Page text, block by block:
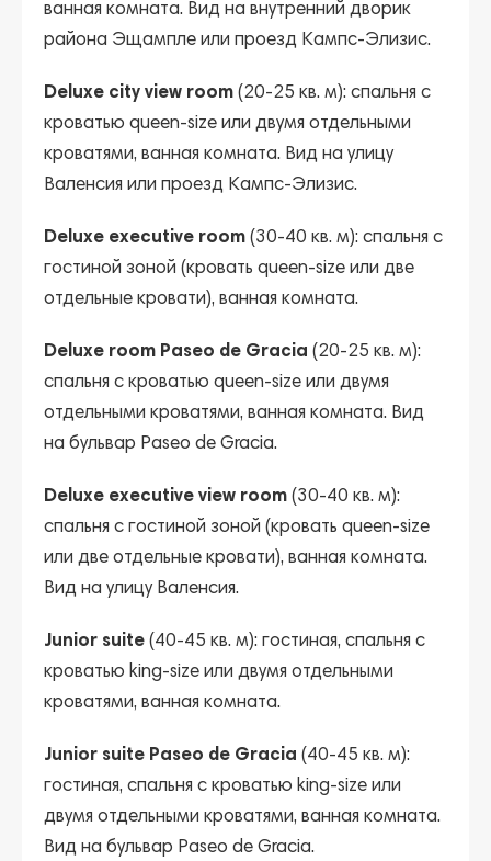
ванная комната. Вид на внутренний дворик
района Эщампле или проезд Кампс-Элизис.
Deluxe city view room (20-25 кв. м): спальня с
кроватью queen-size или двумя отдельными
кроватями, ванная комната. Вид на улицу
Валенсия или проезд Кампс-Элизис.
Deluxe executive room (30-40 кв. м): спальня с
гостиной зоной (кровать queen-size или две
отдельные кровати), ванная комната.
Deluxe room Paseo de Gracia (20-25 кв. м):
спальня с кроватью queen-size или двумя
отдельными кроватями, ванная комната. Вид
на бульвар Paseo de Gracia.
Deluxe executive view room (30-40 кв. м):
спальня с гостиной зоной (кровать queen-size
или две отдельные кровати), ванная комната.
Вид на улицу Валенсия.
Junior suite (40-45 кв. м): гостиная, спальня с
кроватью king-size или двумя отдельными
кроватями, ванная комната.
Junior suite Paseo de Gracia (40-45 кв. м):
гостиная, спальня с кроватью king-size или
двумя отдельными кроватями, ванная комната.
Вид на бульвар Paseo de Gracia.